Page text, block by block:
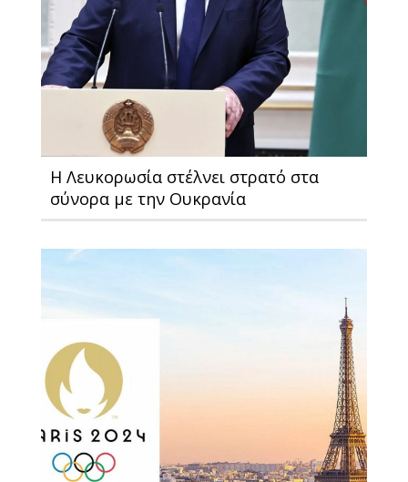
H Λευκορωσία στέλνει στρατό στα
σύνορα με την Ουκρανία